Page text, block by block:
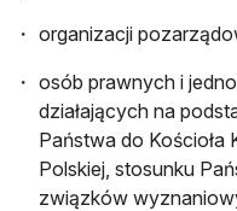
organizacji
osób prawnych i
działających na
Państwa do
Polskiej, stosunku
związków